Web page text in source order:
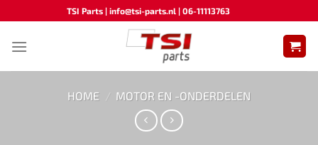
naar
inhoud
TSI Parts | info@tsi-parts.nl | 06-11113763
HOME / MOTOR EN -ONDERDELEN